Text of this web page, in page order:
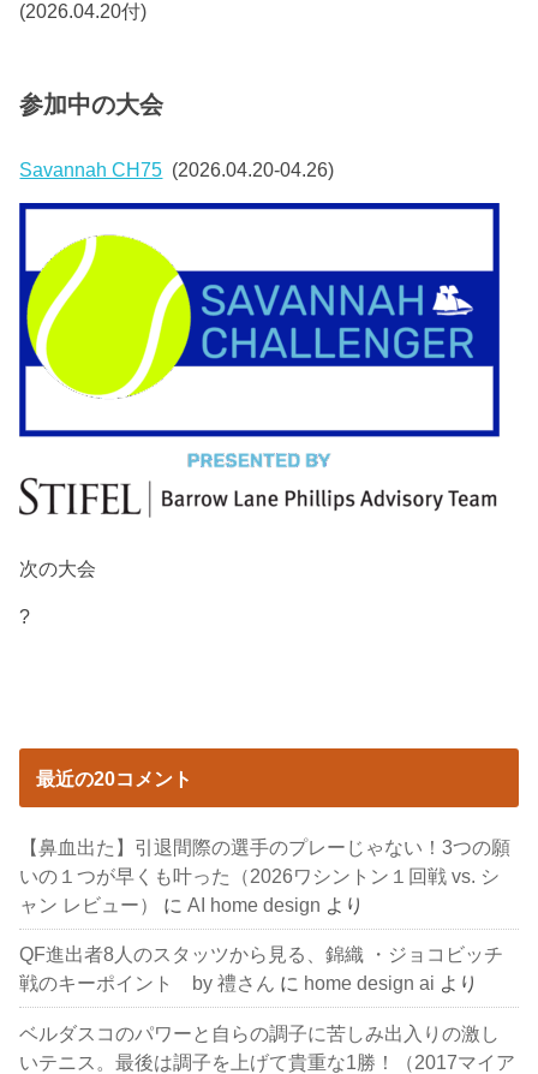
(2026.04.20付)
参加中の大会
Savannah CH75 (2026.04.20-04.26)
次の大会
?
最近の20コメント
【鼻血出た】引退間際の選手のプレーじゃない！3つの願
いの１つが早くも叶った（2026ワシントン１回戦 vs. シ
ャン レビュー）
にAI home design より
QF進出者8人のスタッツから見る、錦織 ・ジョコビッチ
戦のキーポイント by 禮さん に home design ai より
ベルダスコのパワーと自らの調子に苦しみ出入りの激し
いテニス。最後は調子を上げて貴重な1勝！（2017マイア